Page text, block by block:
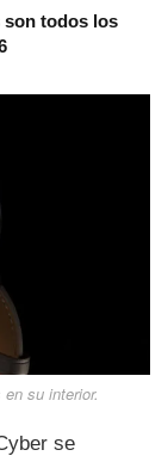
son todos los
su interior.
se